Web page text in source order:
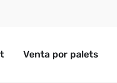
Venta por palets